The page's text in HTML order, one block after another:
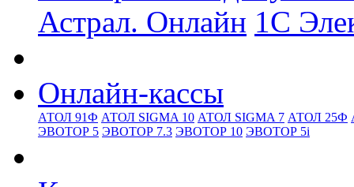
Астрал. Онлайн 1С
Онлайн-кассы
АТОЛ 91Ф АТОЛ SIGMA 10 АТОЛ SIGMA 7 АТОЛ 25Ф
ЭВОТОР 5 ЭВОТОР 7.3 ЭВОТОР 10 ЭВОТОР 5i